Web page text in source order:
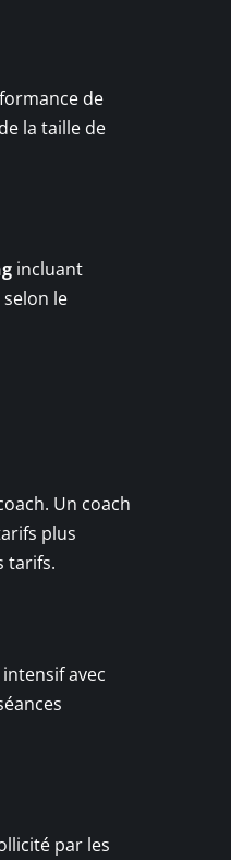
de
la taille de
incluant
le
Un coach
plus
tarifs.
avec
par les